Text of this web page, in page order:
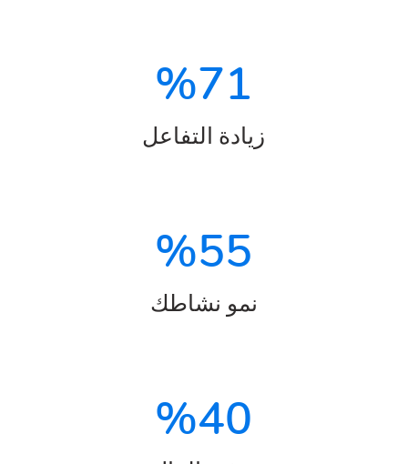
71
%
زيادة التفاعل
55
%
نمو نشاطك
40
%